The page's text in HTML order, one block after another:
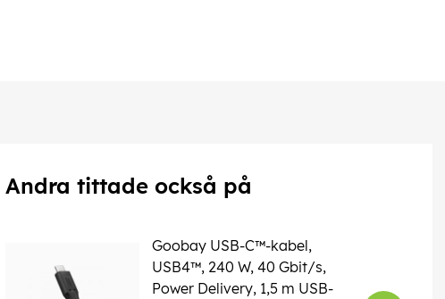
Andra tittade också på
Goobay USB-C™-kabel,
USB4™, 240 W, 40 Gbit/s,
Power Delivery, 1,5 m USB-